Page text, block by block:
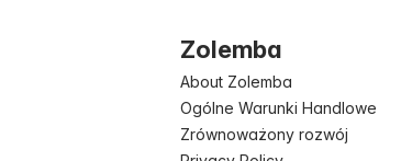
Zolemba
About Zolemba
Ogólne Warunki Handlowe
Zrównoważony rozwój